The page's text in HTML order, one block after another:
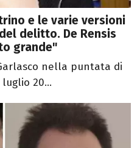
e le varie versioni
delitto. De Rensis
grande"
nella puntata di
20...